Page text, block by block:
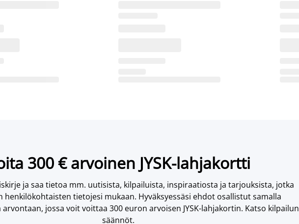
300 € arvoinen JYSK-lahjakortti
ja saa tietoa mm. uutisista, kilpailuista, inspiraatiosta ja tarjouksista, jotka
henkilökohtaisten tietojesi mukaan. Hyväksyessäsi ehdot osallistut samalla
jossa voit voittaa 300 euron arvoisen JYSK-lahjakortin. Katso kilpailun
säännöt.